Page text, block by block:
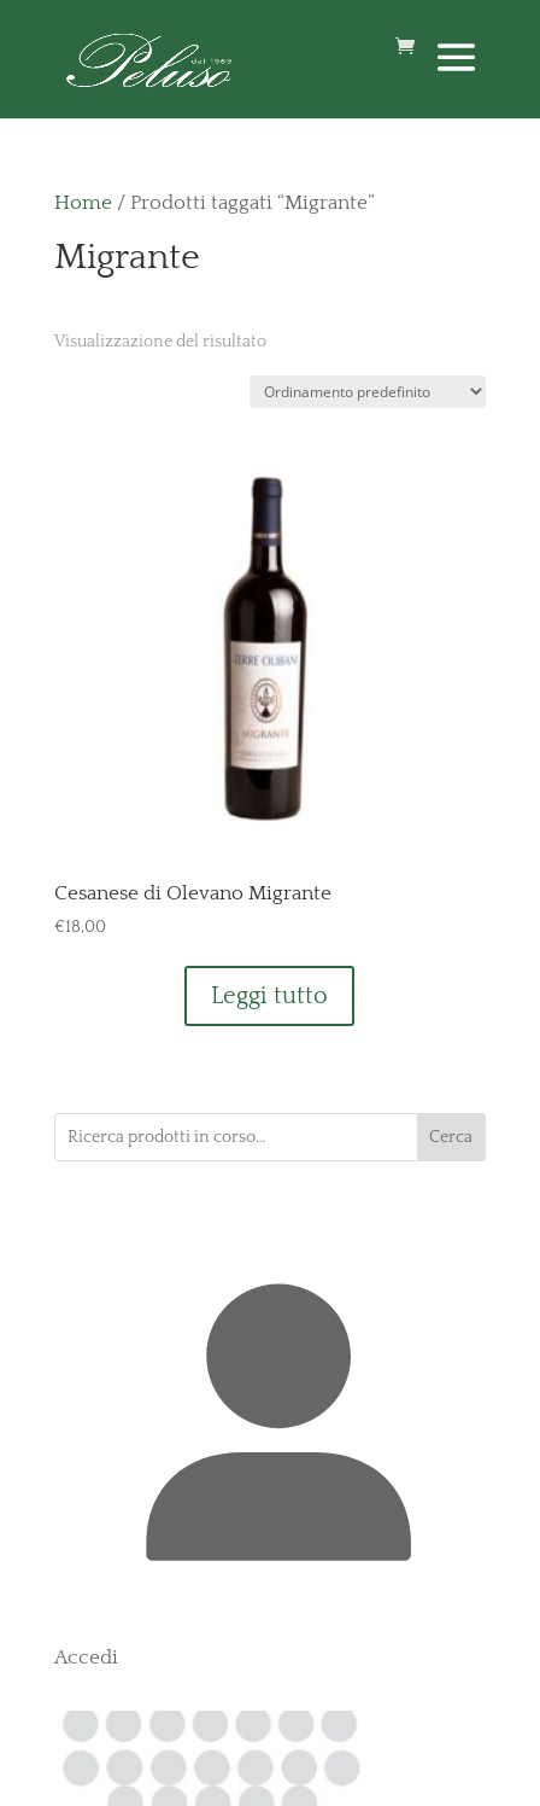
Home/ Prodotti taggati “Migrante”
Migrante
Visualizzazione del risultato
Cesanese di Olevano Migrante
€18,00
Leggi tutto
Cerca
Accedi